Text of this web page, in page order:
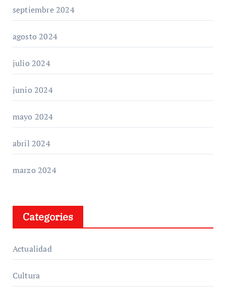
septiembre 2024
agosto 2024
julio 2024
junio 2024
mayo 2024
abril 2024
marzo 2024
Categories
Actualidad
Cultura